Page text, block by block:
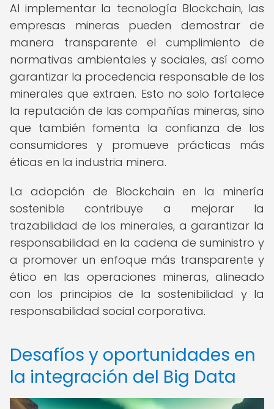
Al implementar la tecnología Blockchain, las
empresas mineras pueden demostrar de
manera transparente el cumplimiento de
normativas ambientales y sociales, así como
garantizar la procedencia responsable de los
minerales que extraen. Esto no solo fortalece
la reputación de las compañías mineras, sino
que también fomenta la confianza de los
consumidores y promueve prácticas más
éticas en la industria minera.
La adopción de Blockchain en la minería
sostenible contribuye a mejorar la
trazabilidad de los minerales, a garantizar la
responsabilidad en la cadena de suministro y
a promover un enfoque más transparente y
ético en las operaciones mineras, alineado
con los principios de la sostenibilidad y la
responsabilidad social corporativa.
Desafíos y oportunidades en
la integración del Big Data